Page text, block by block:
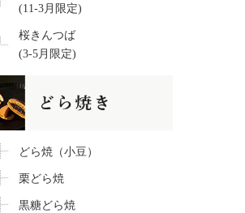
(11-3月限定)
桜きんつば
(3-5月限定)
どら焼（小豆）
栗どら焼
黒糖どら焼